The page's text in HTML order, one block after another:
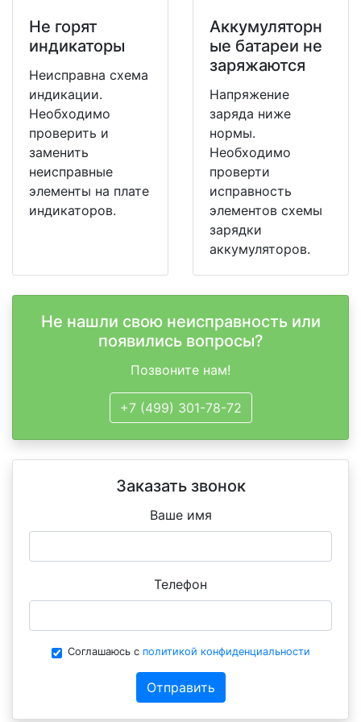
Не горят
индикаторы
Неисправна схема
индикации.
Необходимо
проверить и
заменить
неисправные
элементы на плате
индикаторов.
Аккумуляторн
ые батареи не
заряжаются
Напряжение
заряда ниже
нормы.
Необходимо
проверти
исправность
элементов схемы
зарядки
аккумуляторов.
Не нашли свою неисправность или
появились вопросы?
Позвоните нам!
+7 (499) 301-78-72
Заказать звонок
Ваше имя
Телефон
Соглашаюсь с политикой конфиденциальности
Отправить